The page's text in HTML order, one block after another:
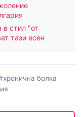
в стил "от
тази есен
болка